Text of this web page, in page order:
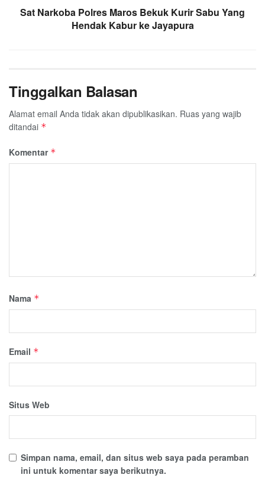
Sat Narkoba Polres Maros Bekuk Kurir Sabu Yang
Hendak Kabur ke Jayapura
Tinggalkan Balasan
Alamat email Anda tidak akan dipublikasikan. Ruas yang wajib
ditandai *
Komentar *
Nama *
Email *
Situs Web
Simpan nama, email, dan situs web saya pada peramban
ini untuk komentar saya berikutnya.